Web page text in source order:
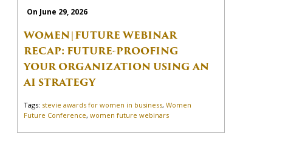
On June 29, 2026
WOMEN|FUTURE WEBINAR
RECAP: FUTURE-PROOFING
YOUR ORGANIZATION USING AN
AI STRATEGY
Tags: stevie awards for women in business,Women
Future Conference,women future webinars